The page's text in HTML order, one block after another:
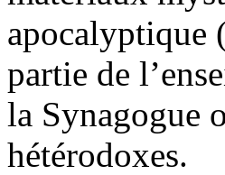
apocalyptique
partie de
la Synagogue
hétérodoxes.